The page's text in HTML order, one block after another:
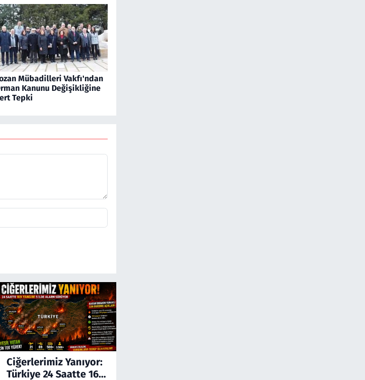
Mübadilleri Vakfı'ndan
Kanunu Değişikliğine
Tepki
Ciğerlerimiz Yanıyor:
Türkiye 24 Saatte 169